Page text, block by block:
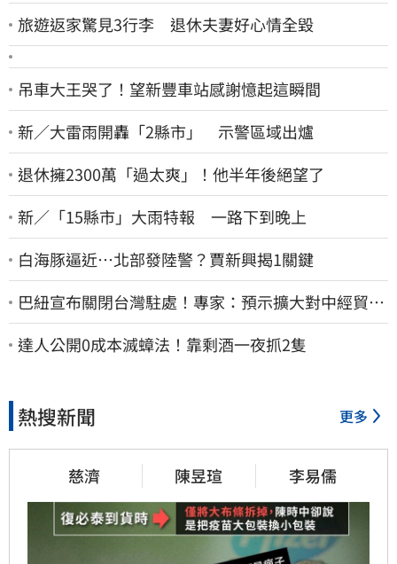
旅遊返家驚見3行李 退休夫妻好心情全毀
吊車大王哭了！望新豐車站感謝憶起這瞬間
新／大雷雨開轟「2縣市」 示警區域出爐
退休擁2300萬「過太爽」！他半年後絕望了
新／「15縣市」大雨特報 一路下到晚上
白海豚逼近…北部發陸警？賈新興揭1關鍵
巴紐宣布關閉台灣駐處！專家：預示擴大對中經貿合
作
達人公開0成本滅蟑法！靠剩酒一夜抓2隻
熱搜新聞 更多
慈濟 陳昱瑄 李易儒